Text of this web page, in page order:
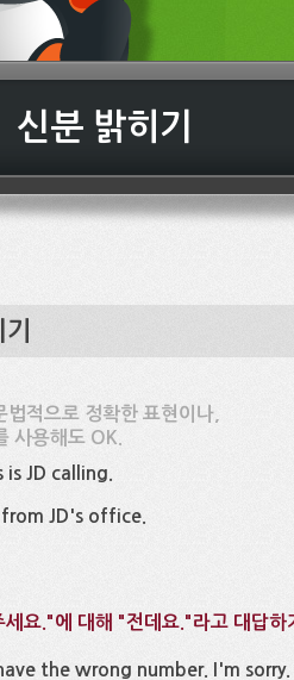
신분 밝히기
적으로 정확한 표현이나,
사용해도 OK.
JD calling.
JD's office.
세요."에 대해 "전데요."라고 대답하
the wrong number. I'm sorry.